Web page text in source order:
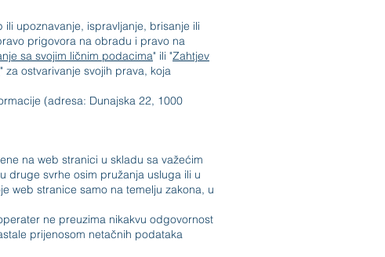
upoznavanje, ispravljanje, brisanje ili
prigovora na obradu i pravo na
sa svojim ličnim podacima" ili "Zahtjev
" za ostvarivanje svojih prava, koja
(adresa: Dunajska 22, 1000
na web stranici u skladu sa važećim
druge svrhe osim pružanja usluga ili u
web stranice samo na temelju zakona, u
ne preuzima nikakvu odgovornost
prijenosom netačnih podataka